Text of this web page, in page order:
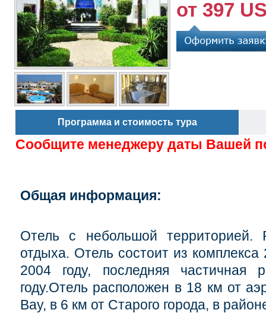
от 397
Программа и стоимость тура
Сообщите менеджеру даты Вашей
Общая информация:
Отель с небольшой территорией.
отдыха. Отель состоит из
2004 году, последняя частичная
году.Отель расположен в 18 км от
Bay, в 6 км от Старого города, в